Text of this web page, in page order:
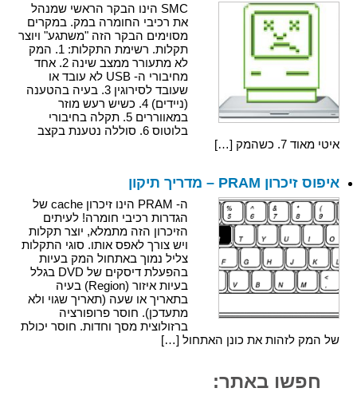
SMC הינו הבקר הראשי שמנהל
את רכיבי החומרה במק. במקרים
מסוימים הבקר הזה "משתגע" ויוצר
תקלות. רשימת התקלות: 1. המק
לא מתעורר ממצב שינה 2. אחד
מחיבורי ה- USB לא עובד או
שעובד לסירוגין 3. בעיה בהטענה
(ניידים) 4. כשיש רעש מוזר
במאווררים 5. תקלה בחיבורי
בלוטוס 6. סוללה נטענת בקצב
איטי מאוד 7. כשהמק […]
איפוס זיכרון PRAM – מדריך תיקון
ה- PRAM הינו זיכרון cache של
הגדרות רכיבי חומרה! לעיתים
הזיכרון הזה מתמלא, יוצר תקלות
ויש צורך לאפס אותו. סוגי התקלות
צליל נמוך באתחול המק בעיות
בהפעלת דיסקים של DVD בגלל
בעיות איזור (Region) בעיה
בתאריך או שעה (תאריך שגוי ולא
מתעדכן). חוסר פרופורציה
ברזולוצית מסך וחדות. חוסר יכולת
של המק לזהות את כונן האתחול […]
חפשו באתר: